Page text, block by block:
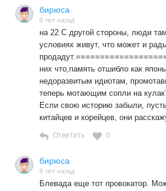
Презренные ГД и СФ вместо того,
постановления о денонсации
неприемлемости поднимать на
Мирном договоре, тупо ждут
совершится, чтобы подавляющим
чующих под собой страны»
умственный вывих полубога и
столу послушать послание
бирюса
8 лет назад
на 22 С другой стороны, люди
условиях живут, что может и
них что,память отшибло как
недоразвитым идиотам,
теперь мотающим сопли на
Если свою историю забыли,
китайцев и корейцев, они
Ответить 0
бирюса
8 лет назад
Блевада еще тот провокатор.